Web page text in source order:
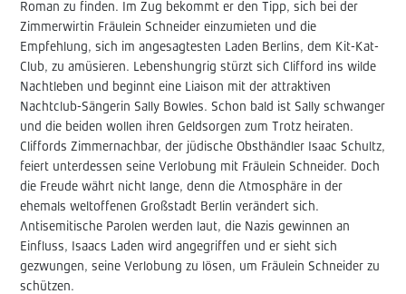
Roman zu finden. Im Zug bekommt er den Tipp, sich bei der
Zimmerwirtin Fräulein Schneider einzumieten und die
Empfehlung, sich im angesagtesten Laden Berlins, dem Kit-Kat-
Club, zu amüsieren. Lebenshungrig stürzt sich Clifford ins wilde
Nachtleben und beginnt eine Liaison mit der attraktiven
Nachtclub-Sängerin Sally Bowles. Schon bald ist Sally schwanger
und die beiden wollen ihren Geldsorgen zum Trotz heiraten.
Cliffords Zimmernachbar, der jüdische Obsthändler Isaac Schultz,
feiert unterdessen seine Verlobung mit Fräulein Schneider. Doch
die Freude währt nicht lange, denn die Atmosphäre in der
ehemals weltoffenen Großstadt Berlin verändert sich.
Antisemitische Parolen werden laut, die Nazis gewinnen an
Einfluss, Isaacs Laden wird angegriffen und er sieht sich
gezwungen, seine Verlobung zu lösen, um Fräulein Schneider zu
schützen.